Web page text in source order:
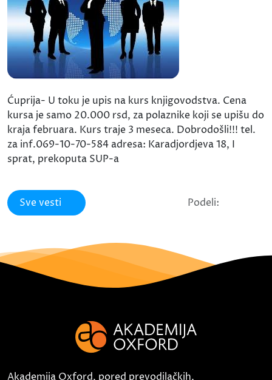
Ćuprija- U toku je upis na kurs knjigovodstva. Cena
kursa je samo 20.000 rsd, za polaznike koji se upišu do
kraja februara. Kurs traje 3 meseca. Dobrodošli!!! tel.
za inf.069-10-70-584 adresa: Karadjordjeva 18, I
sprat, prekoputa SUP-a
Sve vesti Podeli:
Akademija Oxford, pored prevodilačkih,